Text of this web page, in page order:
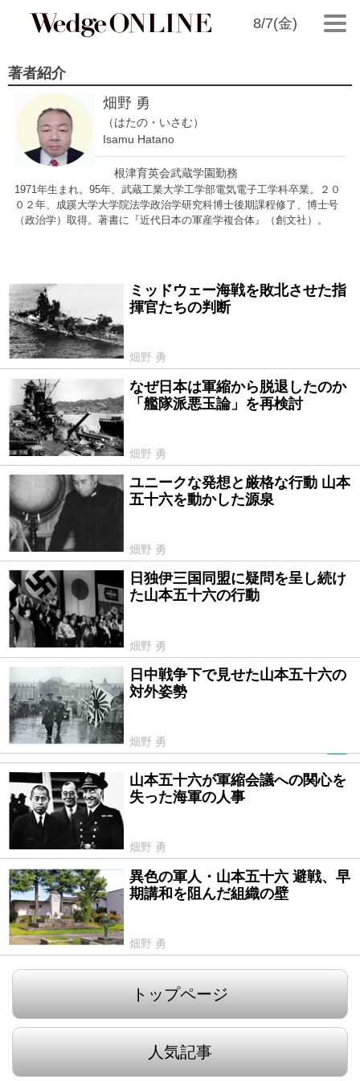
8/7(金)
著者紹介
畑野 勇
（はたの・いさむ）
Isamu Hatano
根津育英会武蔵学園勤務
1971年生まれ。95年、武蔵工業大学工学部電気電子工学科卒業。２０
０２年、成蹊大学大学院法学政治学研究科博士後期課程修了、博士号
（政治学）取得。著書に『近代日本の軍産学複合体』（創文社）。
2022/08/15
ミッドウェー海戦を敗北させた指
揮官たちの判断
畑野 勇
2022/02/17
なぜ日本は軍縮から脱退したのか
「艦隊派悪玉論」を再検討
畑野 勇
2021/12/30
ユニークな発想と厳格な行動 山本
五十六を動かした源泉
畑野 勇
2021/12/30
日独伊三国同盟に疑問を呈し続け
た山本五十六の行動
畑野 勇
2021/12/29
日中戦争下で見せた山本五十六の
対外姿勢
畑野 勇
2021/12/29
山本五十六が軍縮会議への関心を
失った海軍の人事
畑野 勇
2021/08/17
異色の軍人・山本五十六 避戦、早
期講和を阻んだ組織の壁
畑野 勇
トップページ
人気記事